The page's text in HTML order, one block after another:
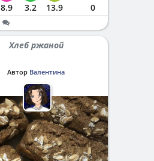
8.9 3.2 13.9 0
Хлеб ржаной
Автор Валентина